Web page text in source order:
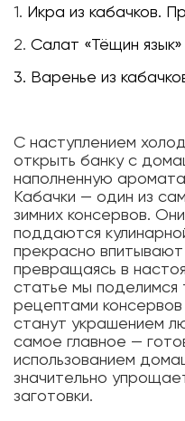
1. Икра из кабачков.
2. Салат «Тёщин
3. Варенье из
С наступлением
открыть банку с
наполненную
Кабачки — один из
зимних консервов.
поддаются
прекрасно
превращаясь в
статье мы поделимся
рецептами консервов
станут украшением
самое главное —
использованием
значительно
заготовки.